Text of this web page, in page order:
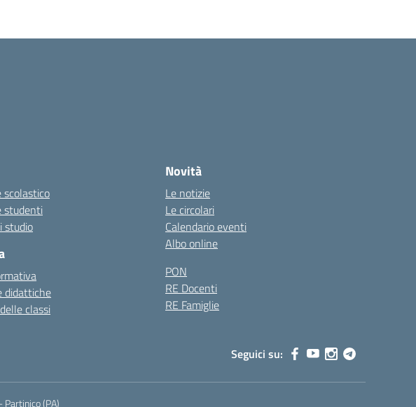
scolastico
studenti
studio
didattiche
classi
Novità
Le notizie
Le circolari
Calendario eventi
Albo online
PON
RE Docenti
RE Famiglie
Seguici su:
(PA)